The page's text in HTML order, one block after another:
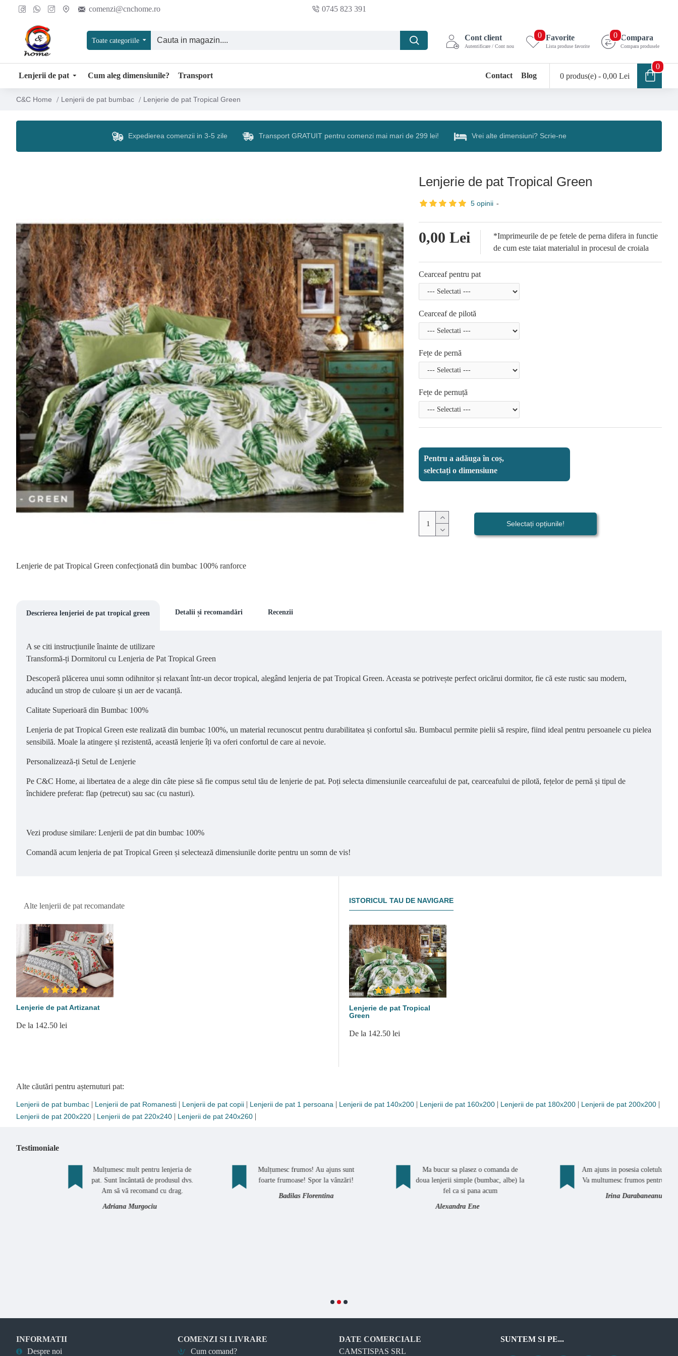
comenzi@cnchome.ro 0745 823 391
Toate categoriile Cont client
Autentificare / Cont nou
Favorite
Lista produse favorite
0 Compara
Compara produsele
0
Lenjerii de pat Cum aleg dimensiunile? Transport Contact Blog 0 produs(e) - 0,00 Lei
0
C&C Home Lenjerii de pat bumbac Lenjerie de pat Tropical Green
Expedierea comenzii in 3-5 zile Transport GRATUIT pentru comenzi mai mari de 299 lei! Vrei alte dimensiuni? Scrie-ne
Lenjerie de pat Tropical Green
5 opinii -
0,00 Lei
*Imprimeurile de pe fetele de perna difera in functie
de cum este taiat materialul in procesul de croiala
Cearceaf pentru pat
Cearceaf de pilotă
Fețe de pernă
Fețe de pernuță
Pentru a adăuga în coș,
selectați o dimensiune
Selectați opțiunile!
Lenjerie de pat Tropical Green confecționată din bumbac 100% ranforce
Descrierea lenjeriei de pat tropical green Detalii și recomandări Recenzii
A se citi instrucțiunile înainte de utilizare
Transformă-ți Dormitorul cu Lenjeria de Pat Tropical Green
Descoperă plăcerea unui somn odihnitor și relaxant într-un decor tropical, alegând lenjeria de pat Tropical Green. Aceasta se potrivește perfect oricărui dormitor, fie că este rustic sau modern,
aducând un strop de culoare și un aer de vacanță.
Calitate Superioară din Bumbac 100%
Lenjeria de pat Tropical Green este realizată din bumbac 100%, un material recunoscut pentru durabilitatea și confortul său. Bumbacul permite pielii să respire, fiind ideal pentru persoanele cu pielea
sensibilă. Moale la atingere și rezistentă, această lenjerie îți va oferi confortul de care ai nevoie.
Personalizează-ți Setul de Lenjerie
Pe C&C Home, ai libertatea de a alege din câte piese să fie compus setul tău de lenjerie de pat. Poți selecta dimensiunile cearceafului de pat, cearceafului de pilotă, fețelor de pernă și tipul de
închidere preferat: flap (petrecut) sau sac (cu nasturi).
Vezi produse similare: Lenjerii de pat din bumbac 100%
Comandă acum lenjeria de pat Tropical Green și selectează dimensiunile dorite pentru un somn de vis!
Alte lenjerii de pat recomandate
Lenjerie de pat Artizanat
De la 142.50 lei
ISTORICUL TAU DE NAVIGARE
Lenjerie de pat Tropical
Green
De la 142.50 lei
Alte căutări pentru așternuturi pat:
Lenjerii de pat bumbac | Lenjerii de pat Romanesti | Lenjerii de pat copii | Lenjerii de pat 1 persoana | Lenjerii de pat 140x200 | Lenjerii de pat 160x200 | Lenjerii de pat 180x200 | Lenjerii de pat 200x200 |
Lenjerii de pat 200x220 | Lenjerii de pat 220x240 | Lenjerii de pat 240x260 |
Testimoniale
Mulțumesc mult pentru lenjeria de
pat. Sunt încântată de produsul dvs.
Am să vă recomand cu drag.
Adriana Murgociu
Mulțumesc frumos! Au ajuns sunt
foarte frumoase! Spor la vânzări!
Badilas Florentina
Ma bucur sa plasez o comanda de
doua lenjerii simple (bumbac, albe) la
fel ca si pana acum
Alexandra Ene
Am ajuns in posesia coletului corect.
Va multumesc frumos pentru suport.
Irina Darabaneanu
INFORMATII
Despre noi
COMENZI SI LIVRARE
Cum comand?
DATE COMERCIALE
CAMSTISPAS SRL
SUNTEM SI PE...